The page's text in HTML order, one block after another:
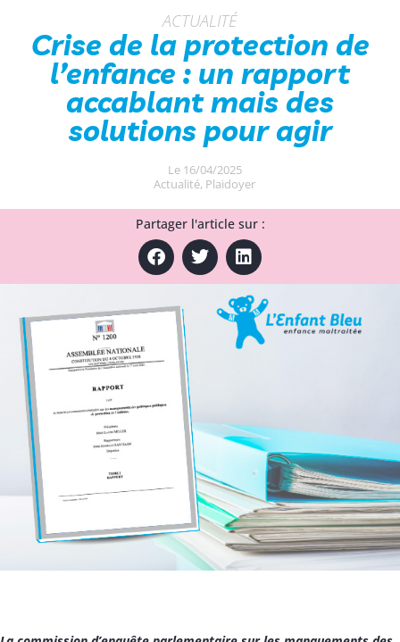
ACTUALITÉ
Crise de la protection de
l’enfance : un rapport
accablant mais des
solutions pour agir
Le 16/04/2025
Actualité, Plaidoyer
Partager l'article sur :